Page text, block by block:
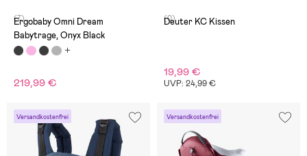
(7)
Ergobaby Omni Dream
Babytrage, Onyx Black
219,99 €
(0)
Deuter KC Kissen
19,99 €
UVP: 24,99 €
Versandkostenfrei Versandkostenfrei